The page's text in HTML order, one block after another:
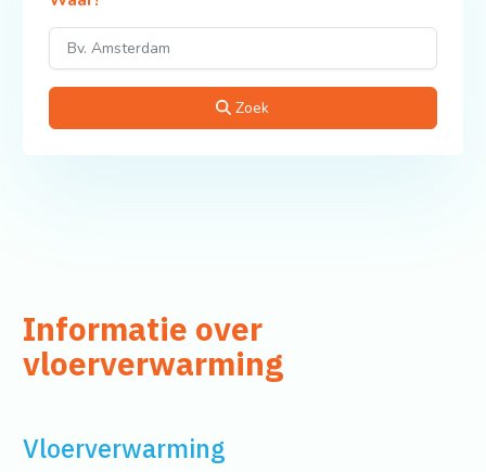
Zoek
Informatie over
vloerverwarming
Vloerverwarming